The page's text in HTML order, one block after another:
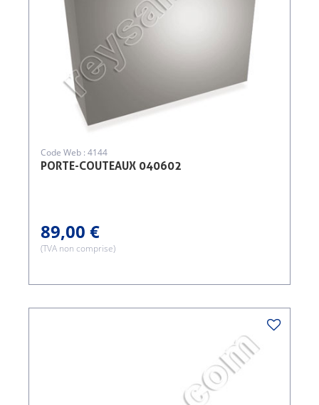
PORTE-COUTEAUX 040602
Code Web : 4144
89,00 €
(TVA non comprise)